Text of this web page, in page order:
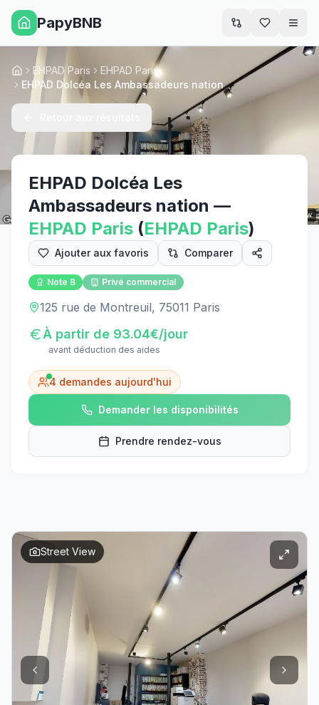
PapyBNB
Street View
AccueilEHPAD Paris
EHPAD Paris
EHPAD Dolcéa Les Ambassadeurs nation
EHPAD Dolcéa Les
Ambassadeurs nation —
EHPAD Paris (EHPAD Paris)
Ajouter aux favoris Comparer
Note B Privé commercial
125 rue de Montreuil, 75011 Paris
À partir de 93.04€/jour
avant déduction des aides
4 demandes aujourd'hui
Demander les disponibilités
Prendre rendez-vous
Street View